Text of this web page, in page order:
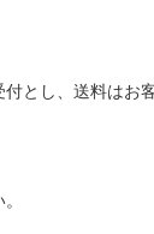
とし、送料はお